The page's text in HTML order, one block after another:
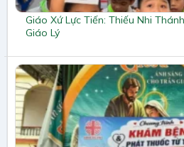
Giáo Xứ Lực Tiến: Thiếu Nhi
Giáo Lý